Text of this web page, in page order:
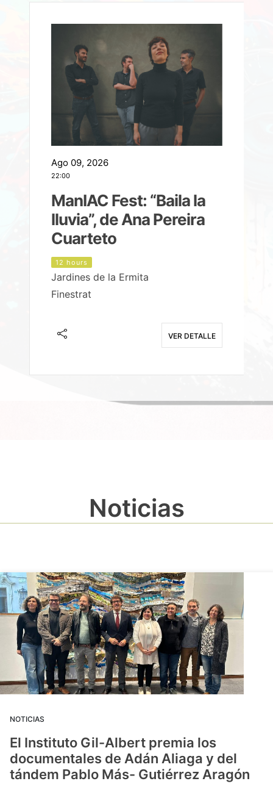
Ago 09, 2026
22:00
ManIAC Fest: “Baila la
lluvia”, de Ana Pereira
Cuarteto
12 hours
Jardines de la Ermita
Finestrat
VER DETALLE
Noticias
NOTICIAS
El Instituto Gil-Albert premia los
documentales de Adán Aliaga y del
tándem Pablo Más- Gutiérrez Aragón